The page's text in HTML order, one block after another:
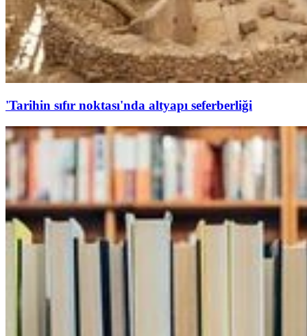
'Tarihin sıfır noktası'nda altyapı seferberliği